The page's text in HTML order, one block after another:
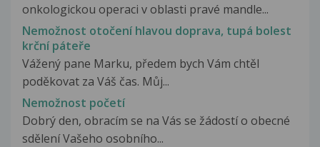
onkologickou operaci v oblasti pravé mandle...
Nemožnost otočení hlavou doprava, tupá bolest
krční páteře
Vážený pane Marku, předem bych Vám chtěl
poděkovat za Váš čas. Můj...
Nemožnost početí
Dobrý den, obracím se na Vás se žádostí o obecné
sdělení Vašeho osobního...